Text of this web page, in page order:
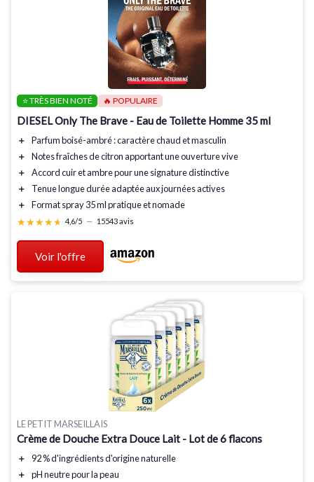
⭐ TRÈS BIEN NOTÉ 🔥 POPULAIRE
DIESEL Only The Brave - Eau de Toilette Homme 35 ml
＋ Parfum boisé-ambré: caractère chaud et masculin
＋
Notes fraîches de citronapportant une ouverture vive
＋
Accord cuir et ambrepour une signature distinctive
＋
Tenue longue duréeadaptée aux journées actives
＋
Format spray 35 mlpratique et nomade
★★★★★
★★★★★ 4,6/5 — 15543 avis
Voir l'offre
LE PETIT MARSEILLAIS
Crème de Douche Extra Douce Lait - Lot de 6 flacons
＋
92 % d'ingrédients d'origine naturelle
＋
pH neutre pour la peau